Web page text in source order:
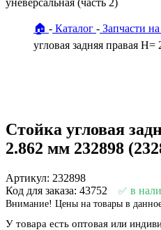
🏠 Каталог Запчасти
угловая задняя правая
Стойка угловая
2.862 мм 232898
Артикул: 232898
Код для заказа: 43752
в
Внимание! Цены на товары в данное
У товара есть оптовая или